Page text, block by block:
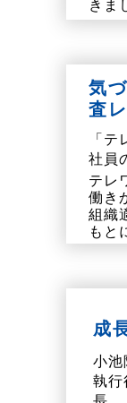
きま
気
査
「
社員
テレ
働き
組織
もと
成
小
執行